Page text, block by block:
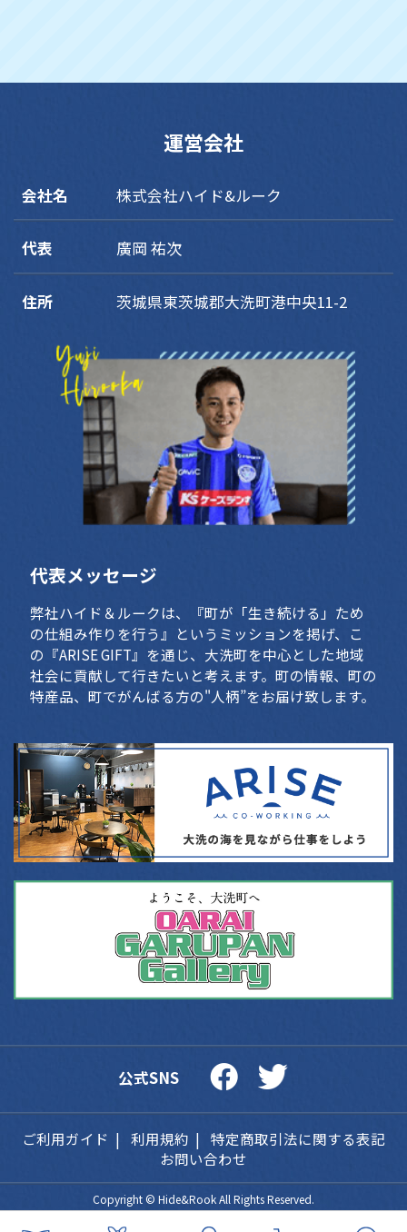
運営会社
会社名 株式会社ハイド&ルーク
代表 廣岡 祐次
住所 茨城県東茨城郡大洗町港中央11-2
代表メッセージ
弊社ハイド＆ルークは、『町が「生き続ける」ため
の仕組み作りを行う』というミッションを掲げ、こ
の『ARISE GIFT』を通じ、大洗町を中心とした地域
社会に貢献して行きたいと考えます。町の情報、町の
特産品、町でがんばる方の"人柄”をお届け致します。
公式SNS
ご利用ガイド 利用規約
特定商取引法に関する表記
お問い合わせ
Copyright © Hide&RookAll Rights Reserved.